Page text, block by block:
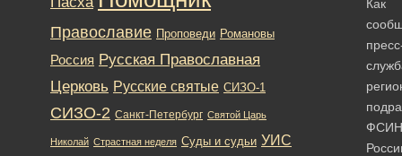
Как
ФСИН
Православие Проповеди Романовы
Россия Русская Православная
Церковь Русские святые СИЗО-1
СИЗО-2 Санкт-Петербург Святой Царь
Николай Страстная неделя Суды и судьи УИС